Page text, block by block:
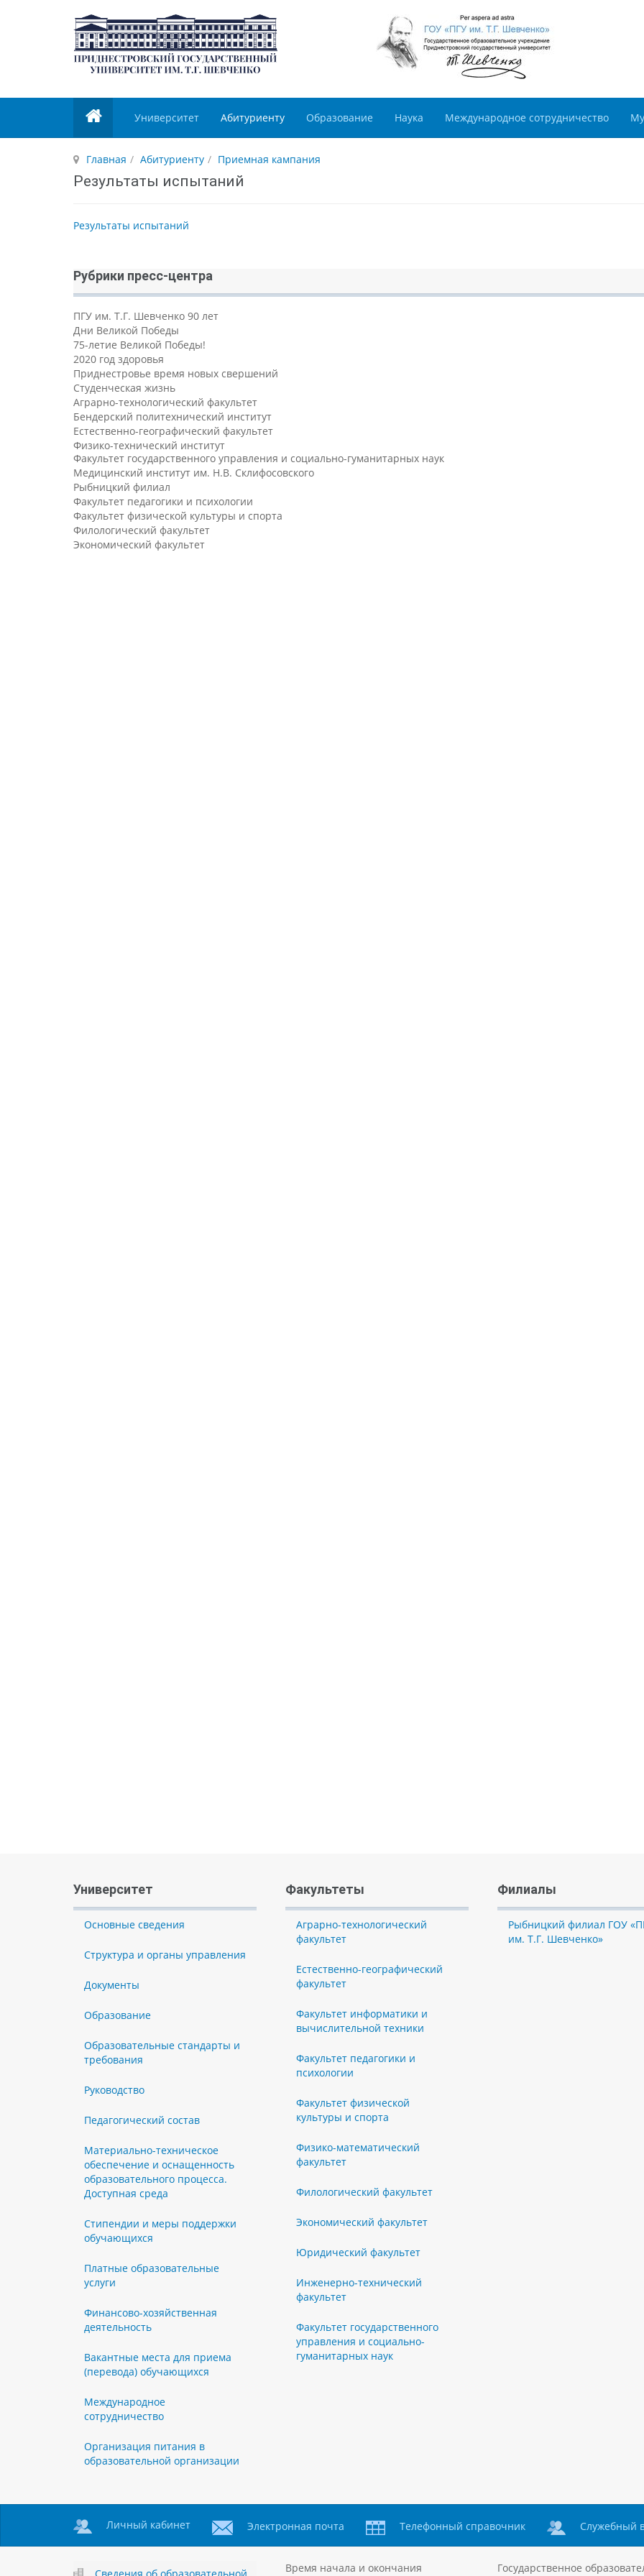
Университет Абитуриенту Образование Наука Международное сотрудничество
Главная Абитуриенту Приемная кампания
Результаты испытаний
Результаты испытаний
Рубрики пресс-центра
ПГУ им. Т.Г. Шевченко 90 лет
Дни Великой Победы
75-летие Великой Победы!
2020 год здоровья
Приднестровье время новых свершений
Студенческая жизнь
Аграрно-технологический факультет
Бендерский политехнический институт
Естественно-географический факультет
Физико-технический институт
Факультет государственного управления и социально-гуманитарных наук
Медицинский институт им. Н.В. Склифосовского
Рыбницкий филиал
Факультет педагогики и психологии
Факультет физической культуры и спорта
Филологический факультет
Экономический факультет
Университет
Основные сведения
Структура и органы управления
Документы
Образование
Образовательные стандарты и
требования
Руководство
Педагогический состав
Материально-техническое
обеспечение и оснащенность
образовательного процесса.
Доступная среда
Стипендии и меры поддержки
обучающихся
Платные образовательные
услуги
Финансово-хозяйственная
деятельность
Вакантные места для приема
(перевода) обучающихся
Международное
сотрудничество
Организация питания в
образовательной организации
Факультеты
Аграрно-технологический
факультет
Естественно-географический
факультет
Факультет информатики и
вычислительной техники
Факультет педагогики и
психологии
Факультет физической
культуры и спорта
Физико-математический
факультет
Филологический факультет
Экономический факультет
Юридический факультет
Инженерно-технический
факультет
Факультет государственного
управления и социально-
гуманитарных наук
Филиалы
Рыбницкий филиал ГОУ
им. Т.Г. Шевченко»
Личный кабинет Электронная почта Телефонный справочник Служебный
Время начала и окончания
Государственное